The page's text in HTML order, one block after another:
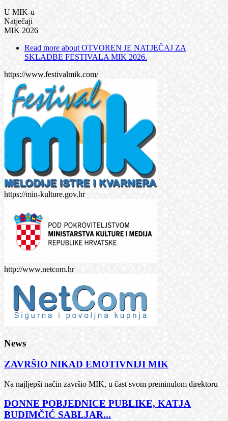
U MIK-u
Natječaji
MIK 2026
Read more about OTVOREN JE NATJEČAJ ZA
SKLADBE FESTIVALA MIK 2026.
https://www.festivalmik.com/
https://min-kulture.gov.hr
http://www.netcom.hr
News
ZAVRŠIO NIKAD EMOTIVNIJI MIK
Na najljepši način završio MIK, u čast svom preminulom direktoru
DONNE POBJEDNICE PUBLIKE, KATJA
BUDIMČIĆ SABLJAR...